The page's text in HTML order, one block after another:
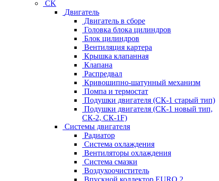
CK
Двигатель
Двигатель в сборе
Головка блока цилиндров
Блок цилиндров
Вентиляция картера
Крышка клапанная
Клапана
Распредвал
Кривошипно-шатунный механизм
Помпа и термостат
Подушки двигателя (СК-1 старый тип)
Подушки двигателя (СК-1 новый тип,
СК-2, СК-1F)
Системы двигателя
Радиатор
Система охлаждения
Вентиляторы охлаждения
Система смазки
Воздухоочиститель
Впускной коллектор EURO 2